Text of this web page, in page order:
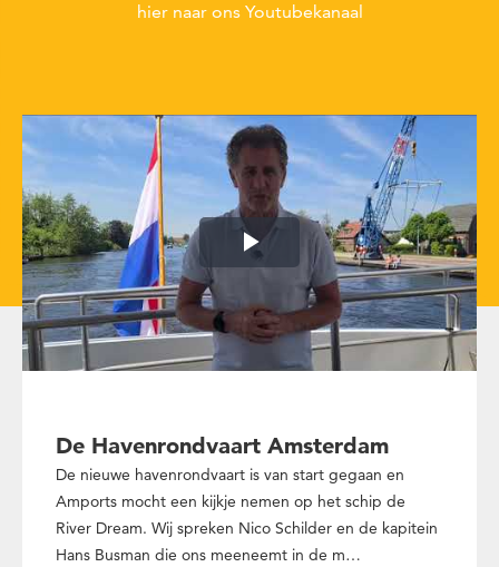
hier naar ons Youtubekanaal
Play
Video
De Havenrondvaart Amsterdam
De nieuwe havenrondvaart is van start gegaan en
Amports mocht een kijkje nemen op het schip de
River Dream. Wij spreken Nico Schilder en de kapitein
Hans Busman die ons meeneemt in de m…